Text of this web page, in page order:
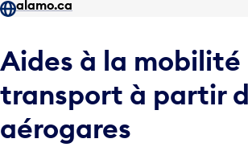
alamo.ca
Aides à la mobilité
transport à partir
aérogares